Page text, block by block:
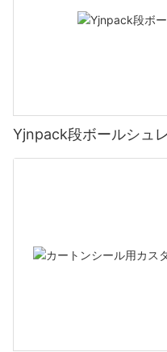
Yjnpack段ボールシュ